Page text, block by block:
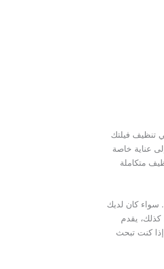
تنظيف فيلتك
عناية خاصة
متكاملة
سواء كان لديك
يقدم
كنت تبحث